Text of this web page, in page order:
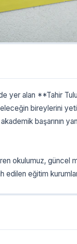
yer alan **Tahir
bireylerini
başarının
okulumuz, güncel
eğitim